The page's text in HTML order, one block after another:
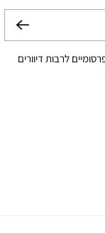
לרבות דיוורים
שלח